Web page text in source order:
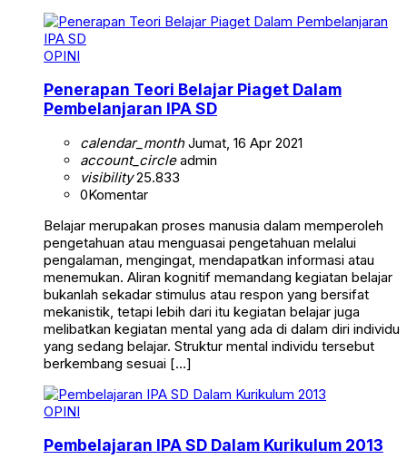
OPINI
Penerapan Teori Belajar Piaget Dalam
Pembelanjaran IPA SD
calendar_monthJumat, 16 Apr 2021
account_circleadmin
visibility25.833
0Komentar
Belajar merupakan proses manusia dalam memperoleh
pengetahuan atau menguasai pengetahuan melalui
pengalaman, mengingat, mendapatkan informasi atau
menemukan. Aliran kognitif memandang kegiatan belajar
bukanlah sekadar stimulus atau respon yang bersifat
mekanistik, tetapi lebih dari itu kegiatan belajar juga
melibatkan kegiatan mental yang ada di dalam diri individu
yang sedang belajar. Struktur mental individu tersebut
berkembang sesuai […]
OPINI
Pembelajaran IPA SD Dalam Kurikulum 2013